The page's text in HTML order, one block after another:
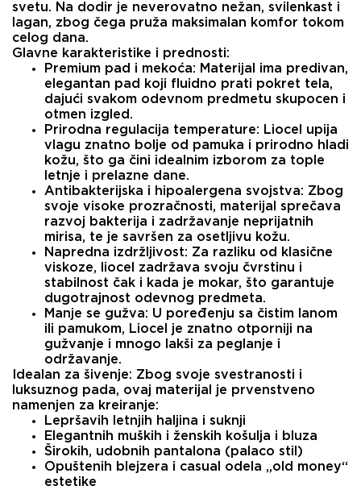
svetu. Na dodir je neverovatno nežan, svilenkast i
lagan, zbog čega pruža maksimalan komfor tokom
celog dana.
Glavne karakteristike i prednosti:
Premium pad i mekoća: Materijal ima predivan,
elegantan pad koji fluidno prati pokret tela,
dajući svakom odevnom predmetu skupocen i
otmen izgled.
Prirodna regulacija temperature: Liocel upija
vlagu znatno bolje od pamuka i prirodno hladi
kožu, što ga čini idealnim izborom za tople
letnje i prelazne dane.
Antibakterijska i hipoalergena svojstva: Zbog
svoje visoke prozračnosti, materijal sprečava
razvoj bakterija i zadržavanje neprijatnih
mirisa, te je savršen za osetljivu kožu.
Napredna izdržljivost: Za razliku od klasične
viskoze, liocel zadržava svoju čvrstinu i
stabilnost čak i kada je mokar, što garantuje
dugotrajnost odevnog predmeta.
Manje se gužva: U poređenju sa čistim lanom
ili pamukom, Liocel je znatno otporniji na
gužvanje i mnogo lakši za peglanje i
održavanje.
Idealan za šivenje: Zbog svoje svestranosti i
luksuznog pada, ovaj materijal je prvenstveno
namenjen za kreiranje:
Lepršavih letnjih haljina i suknji
Elegantnih muških i ženskih košulja i bluza
Širokih, udobnih pantalona (palaco stil)
Opuštenih blejzera i casual odela „old money“
estetike